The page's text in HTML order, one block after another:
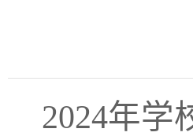
2024年学